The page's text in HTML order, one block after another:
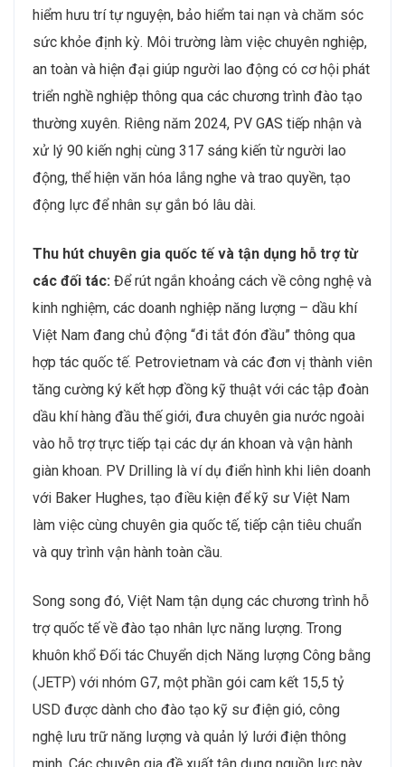
hiểm hưu trí tự nguyện, bảo hiểm tai nạn và chăm sóc
sức khỏe định kỳ. Môi trường làm việc chuyên nghiệp,
an toàn và hiện đại giúp người lao động có cơ hội phát
triển nghề nghiệp thông qua các chương trình đào tạo
thường xuyên. Riêng năm 2024, PV GAS tiếp nhận và
xử lý 90 kiến nghị cùng 317 sáng kiến từ người lao
động, thể hiện văn hóa lắng nghe và trao quyền, tạo
động lực để nhân sự gắn bó lâu dài.
Thu hút chuyên gia quốc tế và tận dụng hỗ trợ từ
các đối tác: Để rút ngắn khoảng cách về công nghệ và
kinh nghiệm, các doanh nghiệp năng lượng – dầu khí
Việt Nam đang chủ động “đi tắt đón đầu” thông qua
hợp tác quốc tế. Petrovietnam và các đơn vị thành viên
tăng cường ký kết hợp đồng kỹ thuật với các tập đoàn
dầu khí hàng đầu thế giới, đưa chuyên gia nước ngoài
vào hỗ trợ trực tiếp tại các dự án khoan và vận hành
giàn khoan. PV Drilling là ví dụ điển hình khi liên doanh
với Baker Hughes, tạo điều kiện để kỹ sư Việt Nam
làm việc cùng chuyên gia quốc tế, tiếp cận tiêu chuẩn
và quy trình vận hành toàn cầu.
Song song đó, Việt Nam tận dụng các chương trình hỗ
trợ quốc tế về đào tạo nhân lực năng lượng. Trong
khuôn khổ Đối tác Chuyển dịch Năng lượng Công bằng
(JETP) với nhóm G7, một phần gói cam kết 15,5 tỷ
USD được dành cho đào tạo kỹ sư điện gió, công
nghệ lưu trữ năng lượng và quản lý lưới điện thông
minh. Các chuyên gia đề xuất tận dụng nguồn lực này